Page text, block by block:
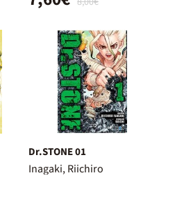
Dr.STONE 01
Inagaki, Riichiro